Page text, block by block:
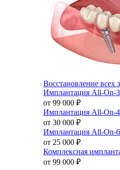
Восстановление всех
Имплантация All-On-3
от 99 000 ₽
Имплантация All-On-
от 30 000 ₽
Имплантация All-On-
от 25 000 ₽
Комплексная
от 99 000 ₽